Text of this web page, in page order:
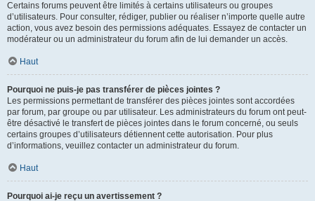
Certains forums peuvent être limités à certains utilisateurs ou groupes
d’utilisateurs. Pour consulter, rédiger, publier ou réaliser n’importe quelle autre
action, vous avez besoin des permissions adéquates. Essayez de contacter un
modérateur ou un administrateur du forum afin de lui demander un accès.
Haut
Pourquoi ne puis-je pas transférer de pièces jointes ?
Les permissions permettant de transférer des pièces jointes sont accordées
par forum, par groupe ou par utilisateur. Les administrateurs du forum ont peut-
être désactivé le transfert de pièces jointes dans le forum concerné, ou seuls
certains groupes d’utilisateurs détiennent cette autorisation. Pour plus
d’informations, veuillez contacter un administrateur du forum.
Haut
Pourquoi ai-je reçu un avertissement ?